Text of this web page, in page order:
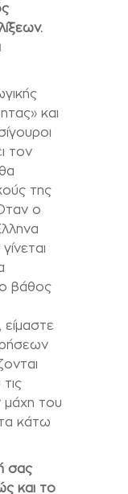
και
τον
της
ο
βάθος
μάχη του
κάτω
σας
και το